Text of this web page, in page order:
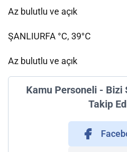
Az bulutlu ve açık
ŞANLIURFA °C, 39°C
Az bulutlu ve açık
Kamu Personeli - Bizi
Takip